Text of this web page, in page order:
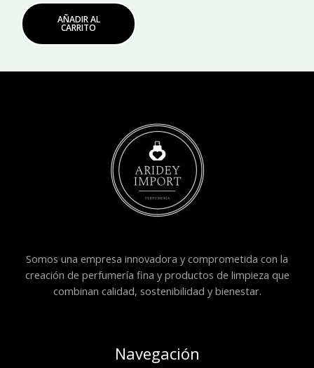
AÑADIR AL
CARRITO
Somos una empresa innovadora y comprometida con la
creación de perfumería fina y productos de limpieza que
combinan calidad, sostenibilidad y bienestar.
Navegación